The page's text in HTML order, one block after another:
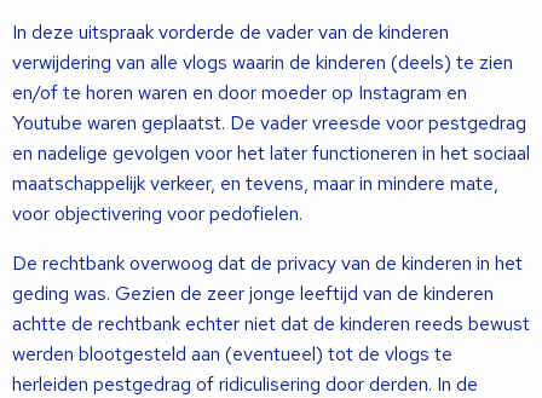
In deze uitspraak vorderde de vader van de kinderen
verwijdering van alle vlogs waarin de kinderen (deels) te zien
en/of te horen waren en door moeder op Instagram en
Youtube waren geplaatst. De vader vreesde voor pestgedrag
en nadelige gevolgen voor het later functioneren in het sociaal
maatschappelijk verkeer, en tevens, maar in mindere mate,
voor objectivering voor pedofielen.
De rechtbank overwoog dat de privacy van de kinderen in het
geding was. Gezien de zeer jonge leeftijd van de kinderen
achtte de rechtbank echter niet dat de kinderen reeds bewust
werden blootgesteld aan (eventueel) tot de vlogs te
herleiden pestgedrag of ridiculisering door derden. In de